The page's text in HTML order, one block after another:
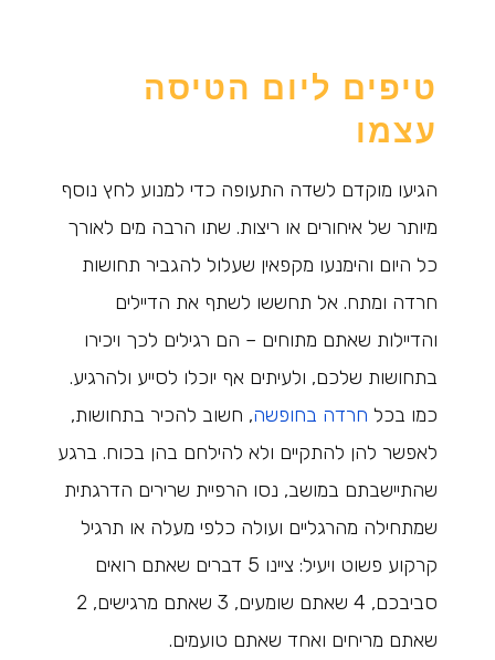
טיפים ליום הטיסה
עצמו
הגיעו מוקדם לשדה התעופה כדי למנוע לחץ נוסף
מיותר של איחורים או ריצות. שתו הרבה מים לאורך
כל היום והימנעו מקפאין שעלול להגביר תחושות
חרדה ומתח. אל תחששו לשתף את הדיילים
והדיילות שאתם מתוחים – הם רגילים לכך ויכירו
בתחושות שלכם, ולעיתים אף יוכלו לסייע ולהרגיע.
כמו בכל חרדה בחופשה, חשוב להכיר בתחושות,
לאפשר להן להתקיים ולא להילחם בהן בכוח. ברגע
שהתיישבתם במושב, נסו הרפיית שרירים הדרגתית
שמתחילה מהרגליים ועולה כלפי מעלה או תרגיל
קרקוע פשוט ויעיל: ציינו 5 דברים שאתם רואים
סביבכם, 4 שאתם שומעים, 3 שאתם מרגישים, 2
שאתם מריחים ואחד שאתם טועמים.